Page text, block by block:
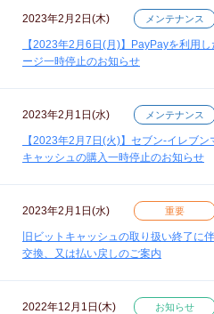
2023年2月2日(木) メンテナンス
【2023年2月6日(月)】PayPayを利用
ージ一時停止のお知らせ
2023年2月1日(水) メンテナンス
【2023年2月7日(火)】セブン‐イレブ
キャッシュの購入一時停止のお知らせ
2023年2月1日(水) 重要
旧ビットキャッシュの取り扱い終了に
交換、又は払い戻しのご案内
2022年12月1日(木) お知らせ